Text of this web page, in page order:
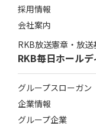
採用情報
会社案内
RKB放送憲章・放送
RKB毎日ホール
グループスローガン
企業情報
グループ企業